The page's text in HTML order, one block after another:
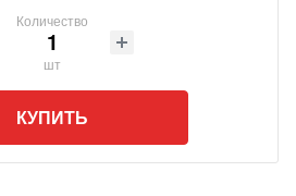
Количество
шт
КУПИТЬ